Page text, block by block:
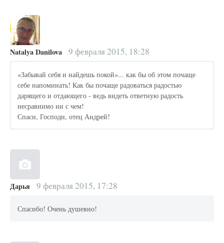
Natalya Danilova 9 февраля 2015, 18:28
«Забывай себя и найдешь покой»... как бы об этом почаще
себе напоминать! Как бы почаще радоваться радостью
дарящего и отдающего - ведь видеть ответную радость
несравнимо ни с чем!
Спаси, Господи, отец Андрей!
Дарья 9 февраля 2015, 17:28
Спасибо! Очень душевно!